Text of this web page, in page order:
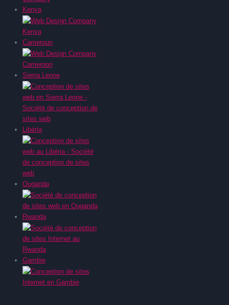
Kenya
Cameroun
Sierra Leone
Libéria
Ouganda
Rwanda
Gambie